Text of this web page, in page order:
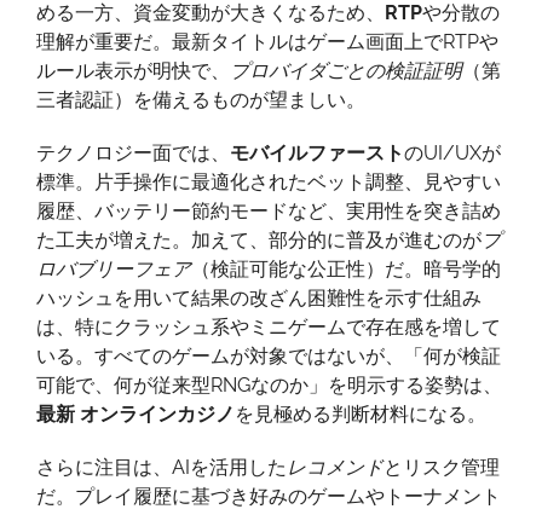
める一方、資金変動が大きくなるため、 RTPや分散の
理解が重要だ。最新タイトルはゲーム画面上でRTPや
ルール表示が明快で、
プロバイダごとの検証証明（第
三者認証）を備えるものが望ましい。
テクノロジー面では、 モバイルファーストのUI/UXが
標準。片手操作に最適化されたベット調整、見やすい
履歴、バッテリー節約モードなど、実用性を突き詰め
た工夫が増えた。加えて、部分的に普及が進むのがプ
ロバブリーフェア（検証可能な公正性）だ。暗号学的
ハッシュを用いて結果の改ざん困難性を示す仕組み
は、特にクラッシュ系やミニゲームで存在感を増して
いる。すべてのゲームが対象ではないが、「何が検証
可能で、何が従来型RNGなのか」を明示する姿勢は、
最新 オンラインカジノ を見極める判断材料になる。
さらに注目は、AIを活用した レコメンドとリスク管理
だ。プレイ履歴に基づき好みのゲームやトーナメント